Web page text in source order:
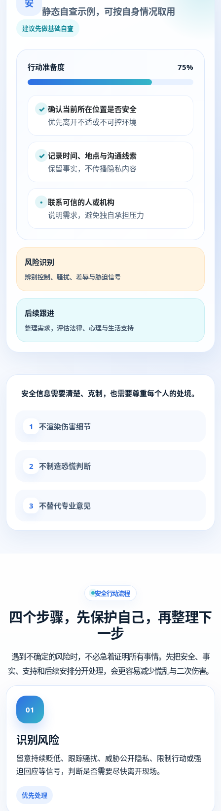
安
静态自查示例，可按自身情况取用
建议先做基础自查
行动准备度 75%
✓ 确认当前所在位置是否安全
优先离开不适或不可控环境
✓ 记录时间、地点与沟通线索
保留事实，不传播隐私内容
• 联系可信的人或机构
说明需求，避免独自承担压力
风险识别
辨别控制、骚扰、羞辱与胁迫信号
后续跟进
整理需求，评估法律、心理与生活支持
安全信息需要清楚、克制，也需要尊重每个人的处境。
1 不渲染伤害细节
2 不制造恐慌判断
3 不替代专业意见
安全行动流程
四个步骤，先保护自己，再整理下
一步
遇到不确定的风险时，不必急着证明所有事情。先把安全、事
实、支持和后续安排分开处理，会更容易减少慌乱与二次伤害。
01
识别风险
留意持续贬低、跟踪骚扰、威胁公开隐私、限制行动或强
迫回应等信号，判断是否需要尽快离开现场。
优先处理